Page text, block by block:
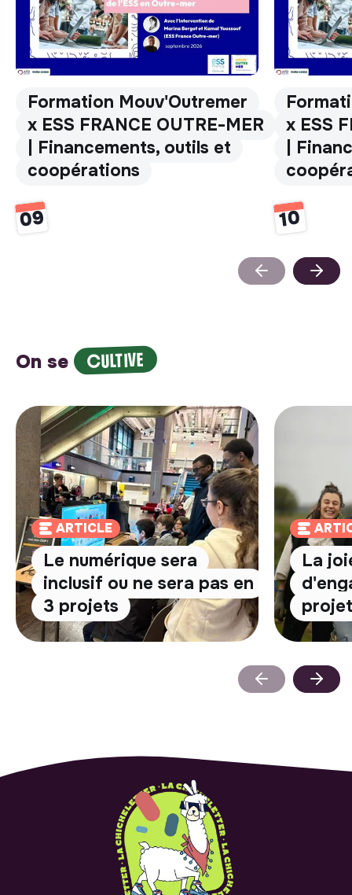
Formation Mouv'Outremer
x ESS FRANCE OUTRE-MER
| Financements, outils et
coopérations
09
x ESS
|
10
On se CULTIVE
ARTICLE
Le numérique sera
inclusif ou ne sera pas en
3 projets
La